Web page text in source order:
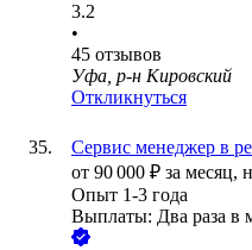
3.2
•
45 отзывов
Уфа, р-н Кировский
Откликнуться
Сервис менеджер в
от 90 000 ₽ за месяц,
Опыт 1-3 года
Выплаты: Два раза в